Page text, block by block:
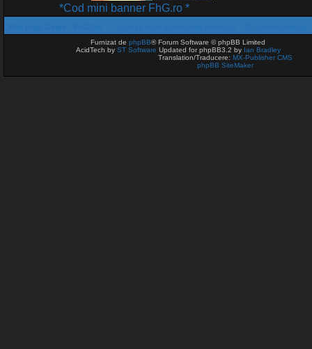
*Cod mini banner FhG.ro *
Furnizat de phpBB® Forum Software © phpBB Limited
AcidTech by ST Software Updated for phpBB3.2 by Ian Bradley
Translation/Traducere: MX-Publisher CMS
phpBB SiteMaker